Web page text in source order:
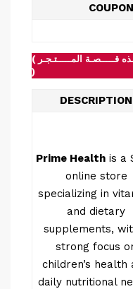
( كــــل خــــصـم لــــه قــــصـة … وهــــذه قـــــصـة المـــــتـجـر
)
DESCRIPTION
Prime Healthis a
online store
specializing in
and dietary
supplements,
strong focus
children’s health
daily nutritional